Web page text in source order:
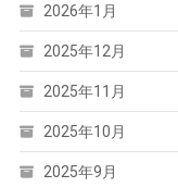
2026年1月
2025年12月
2025年11月
2025年10月
2025年9月